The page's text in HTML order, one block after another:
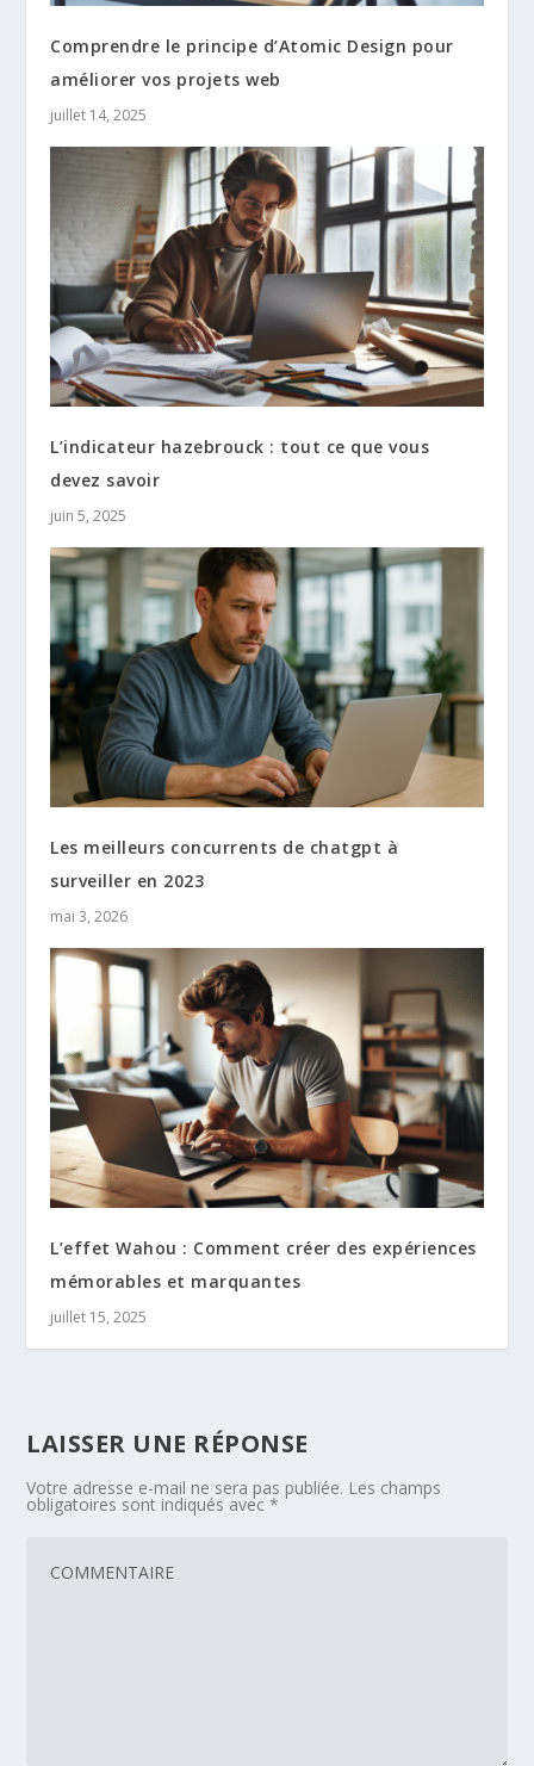
Comprendre le principe d’Atomic Design pour
améliorer vos projets web
juillet 14, 2025
L’indicateur hazebrouck : tout ce que vous
devez savoir
juin 5, 2025
Les meilleurs concurrents de chatgpt à
surveiller en 2023
mai 3, 2026
L’effet Wahou : Comment créer des expériences
mémorables et marquantes
juillet 15, 2025
LAISSER UNE RÉPONSE
Votre adresse e-mail ne sera pas publiée. Les champs
obligatoires sont indiqués avec*